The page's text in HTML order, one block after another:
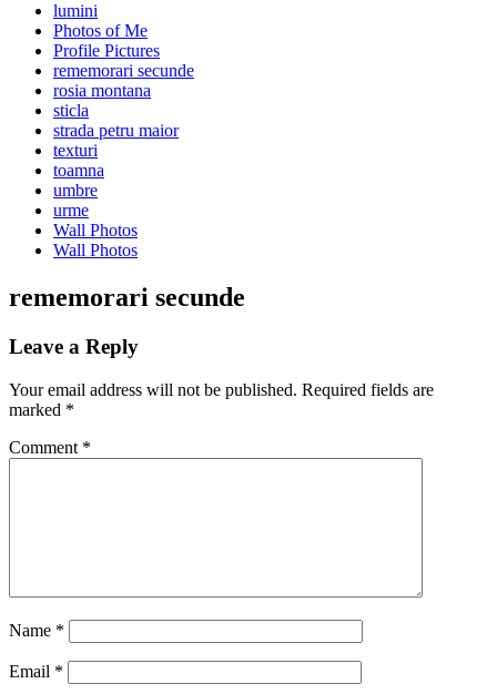
lumini
Photos of Me
Profile Pictures
rememorari secunde
rosia montana
sticla
strada petru maior
texturi
toamna
umbre
urme
Wall Photos
Wall Photos
rememorari secunde
Leave a Reply
Your email address will not be published. Required fields are
marked *
Comment *
Name *
Email *